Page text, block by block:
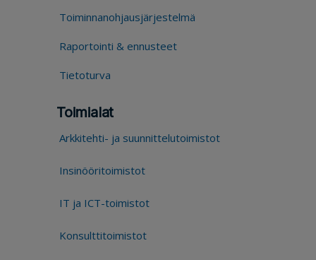
Toiminnanohjausjärjestelmä
Raportointi & ennusteet
Tietoturva
Toimialat
Arkkitehti- ja suunnittelutoimistot
Insinööritoimistot
IT ja ICT-toimistot
Konsulttitoimistot